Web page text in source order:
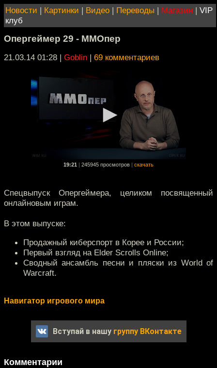
Новости | Картинки | Видео | Переводы | Магазин | VIP
клуб
Опергеймер 29 - ММОпер
21.03.14 01:28 | Goblin | 69 комментариев
19:21 245945 просмотров скачать
Спецвыпуск Опергеймера, целиком посвященный
онлайновым играм.
В этом выпуске:
Продажный киберспорт в Корее и России;
Первый взгляд на Elder Scrolls Online;
Сводный ансамбль песни и пляски из World of
Warcraft.
Навигатор игрового мира
Вступай в нашу группу ВКонтакте
Комментарии